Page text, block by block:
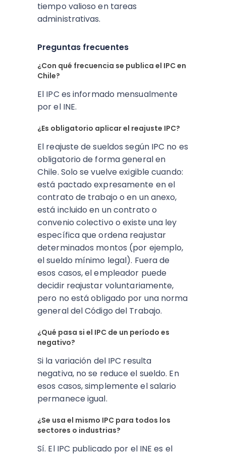
tiempo valioso en tareas
administrativas.
Preguntas frecuentes
¿Con qué frecuencia se publica el IPC en
Chile?
El IPC es informado mensualmente
por el INE.
¿Es obligatorio aplicar el reajuste IPC?
El reajuste de sueldos según IPC no es
obligatorio de forma general en
Chile. Solo se vuelve exigible cuando:
está pactado expresamente en el
contrato de trabajo o en un anexo,
está incluido en un contrato o
convenio colectivo o existe una ley
específica que ordena reajustar
determinados montos (por ejemplo,
el sueldo mínimo legal). Fuera de
esos casos, el empleador puede
decidir reajustar voluntariamente,
pero no está obligado por una norma
general del Código del Trabajo.
¿Qué pasa si el IPC de un período es
negativo?
Si la variación del IPC resulta
negativa, no se reduce el sueldo. En
esos casos, simplemente el salario
permanece igual.
¿Se usa el mismo IPC para todos los
sectores o industrias?
Sí. El IPC publicado por el INE es el